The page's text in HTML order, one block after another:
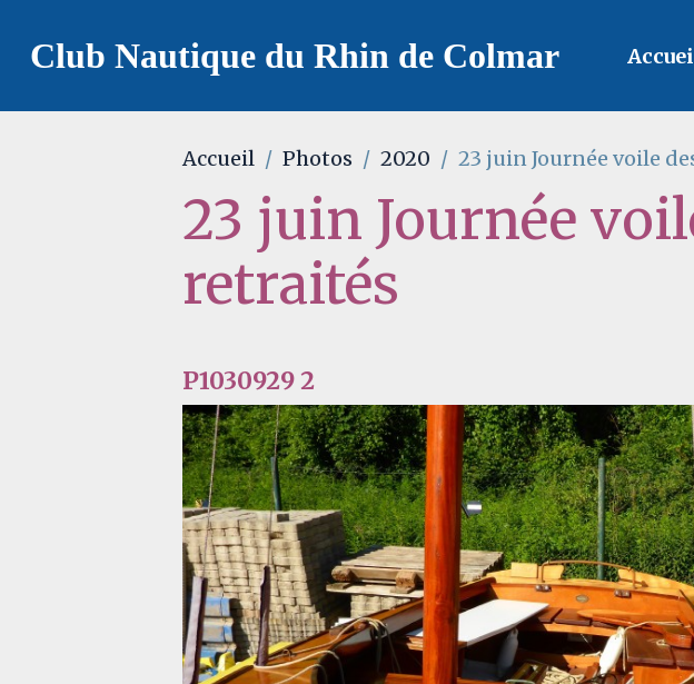
Club Nautique du Rhin de Colmar
Accueil Photos 2020 23 juin Journée voile
23 juin Journée
retraités
P1030929 2